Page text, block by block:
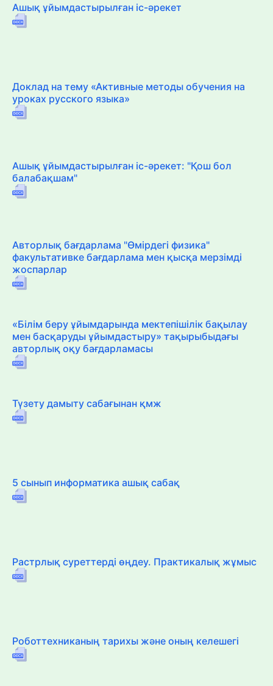
Ашық ұйымдастырылған іс-әрекет
Доклад на тему «Активные методы обучения на
уроках русского языка»
Ашық ұйымдастырылған іс-әрекет: "Қош бол
балабақшам"
Авторлық бағдарлама "Өмірдегі физика"
факультативке бағдарлама мен қысқа мерзімді
жоспарлар
«Білім беру ұйымдарында мектепішілік бақылау
мен басқаруды ұйымдастыру» тақырыбыдағы
авторлық оқу бағдарламасы
Түзету дамыту сабағынан қмж
5 сынып информатика ашық сабақ
Растрлық суреттерді өңдеу. Практикалық жұмыс
Роботтехниканың тарихы және оның келешегі